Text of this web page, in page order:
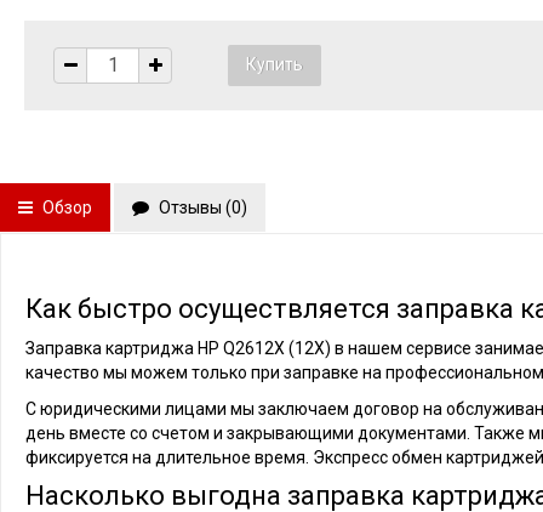
Обзор Отзывы (0)
Как быстро осуществляется заправка
Заправка картриджа HP Q2612X (12X) в нашем сервисе
качество мы можем только при заправке на
С юридическими лицами мы заключаем договор на
день вместе со счетом и закрывающими документами. Также
фиксируется на длительное время. Экспресс обмен
Насколько выгодна заправка